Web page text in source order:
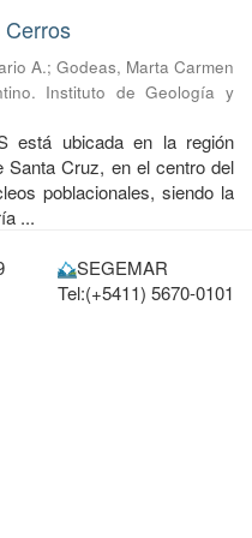
Cerros
A.; Godeas, Marta Carmen
Instituto de Geología y
está ubicada en la región
Santa Cruz, en el centro del
poblacionales, siendo la
...
SEGEMAR
Tel:(+5411) 5670-0101